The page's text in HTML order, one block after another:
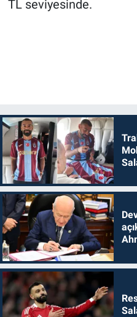
TL seviyesinde.